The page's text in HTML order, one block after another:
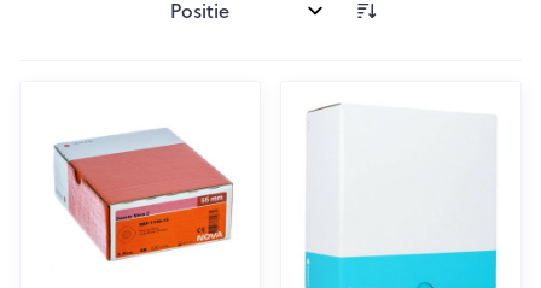
Sorteer op: